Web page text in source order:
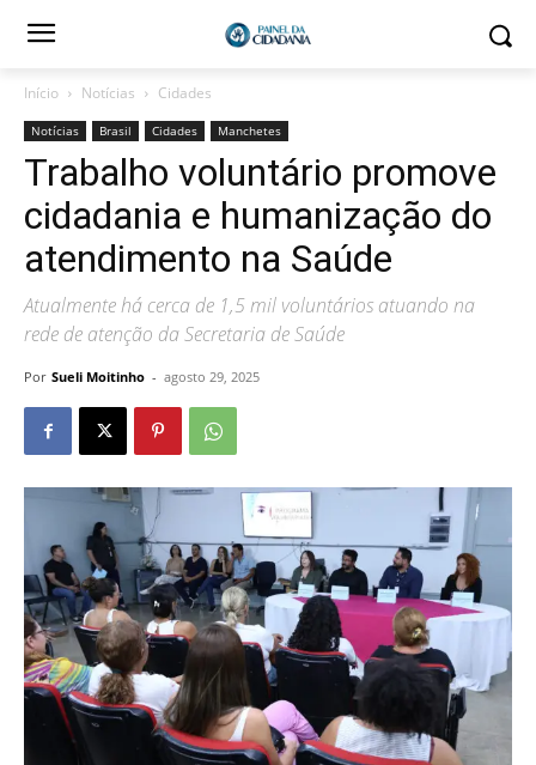
Início Notícias Cidades
Notícias Brasil Cidades Manchetes
Trabalho voluntário promove
cidadania e humanização do
atendimento na Saúde
Atualmente há cerca de 1,5 mil voluntários atuando na
rede de atenção da Secretaria de Saúde
Por Sueli Moitinho - agosto 29, 2025